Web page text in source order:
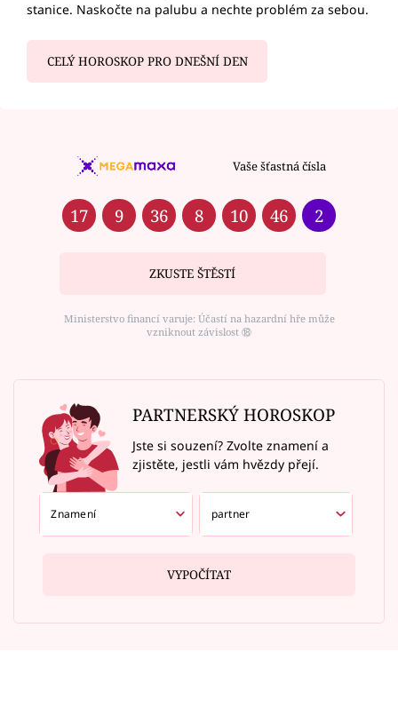
stanice. Naskočte na palubu a nechte problém za sebou.
CELÝ HOROSKOP PRO DNEŠNÍ DEN
Vaše šťastná čísla
17 9 36 8 10 46 2
ZKUSTE ŠTĚSTÍ
Ministerstvo financí varuje: Účastí na hazardní hře může
vzniknout závislost ⑱
PARTNERSKÝ HOROSKOP
Jste si souzení? Zvolte znamení a
zjistěte, jestli vám hvězdy přejí.
VYPOČÍTAT